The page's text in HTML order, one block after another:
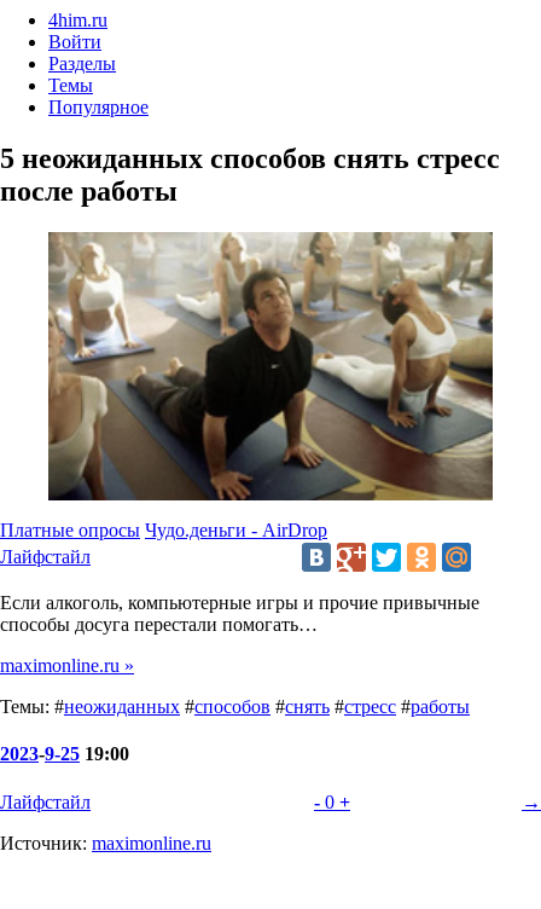
4him.ru
Войти
Разделы
Темы
Популярное
5 неожиданных способов снять стресс
после работы
Платные опросы Чудо.деньги - AirDrop
Лайфстайл
Если алкоголь, компьютерные игры и прочие привычные
способы досуга перестали помогать…
maximonline.ru »
Темы: #неожиданных #способов #снять #стресс #работы
2023-9-25 19:00
Лайфстайл - 0 +
→
Источник: maximonline.ru